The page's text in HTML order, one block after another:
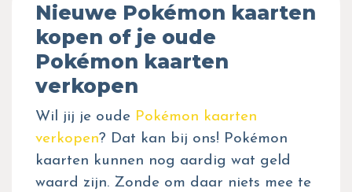
Nieuwe Pokémon kaarten
kopen of je oude
Pokémon kaarten
verkopen
Wil jij je oude Pokémon kaarten
verkopen? Dat kan bij ons! Pokémon
kaarten kunnen nog aardig wat geld
waard zijn. Zonde om daar niets mee te